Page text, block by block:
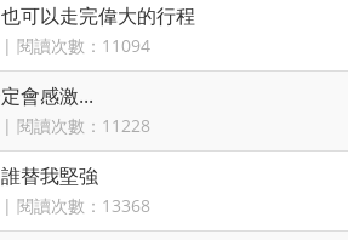
可以走完偉大的行程
閱讀次數：11094
會感激...
閱讀次數：11228
替我堅強
閱讀次數：13368